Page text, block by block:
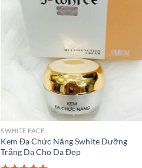
SWHITE FACE
Kem Đa Chức Năng Swhite Dưỡng
Trắng Da Cho Da Đẹp